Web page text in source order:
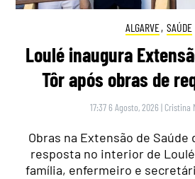
ALGARVE, SAÚDE
Loulé inaugura
Tôr após obras de
17:37 6 Agosto, 2026 | Cristina
Obras na Extensão de Saúde
resposta no interior de
família, enfermeiro e